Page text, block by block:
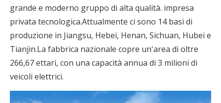
grande e moderno gruppo di alta qualità. impresa
privata tecnologica.Attualmente ci sono 14 basi di
produzione in Jiangsu, Hebei, Henan, Sichuan, Hubei e
Tianjin.La fabbrica nazionale copre un'area di oltre
266,67 ettari, con una capacità annua di 3 milioni di
veicoli elettrici.